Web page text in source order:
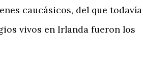
caucásicos, del que todavía
vivos en Irlanda fueron los